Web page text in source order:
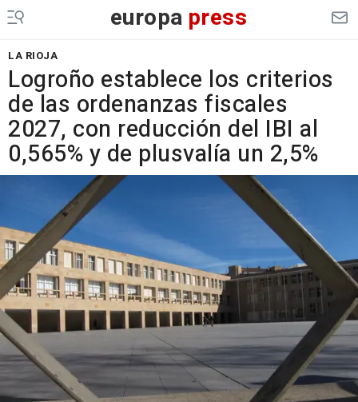
europa press
LA RIOJA
Logroño establece los criterios
de las ordenanzas fiscales
2027, con reducción del IBI al
0,565% y de plusvalía un 2,5%